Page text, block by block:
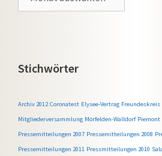
Presseartikel
Stichwörter
Archiv 2012 Coronatest Elysee-Vertrag Freundeskreis
Mitgliederversammlung Mörfelden-Walldorf Piemont
Pressemitteilungen 2007 Pressemitteilungen 2008
Pressemitteilungen 2011 Pressmitteilungen 2010